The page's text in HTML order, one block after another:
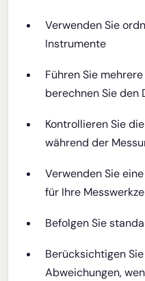
Verwenden Sie
Instrumente
Führen Sie
berechnen Sie den
Kontrollieren Sie
während der
Verwenden Sie
für Ihre
Befolgen Sie
Berücksichtigen
Abweichungen,